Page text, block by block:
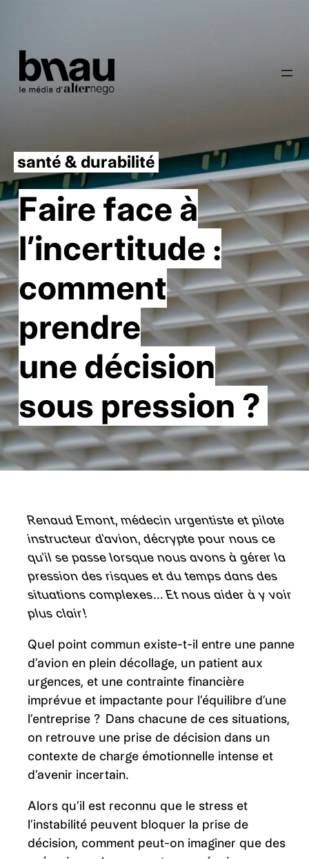
santé & durabilité
Faire face à
l’incertitude :
comment
prendre
une décision
sous pression ?
Renaud Emont, médecin urgentiste et pilote
instructeur d’avion, décrypte pour nous ce
qu’il se passe lorsque nous avons à gérer la
pression des risques et du temps dans des
situations complexes… Et nous aider à y voir
plus clair !
Quel point commun existe-t-il entre une panne
d’avion en plein décollage, un patient aux
urgences, et une contrainte financière
imprévue et impactante pour l’équilibre d’une
l’entreprise ? Dans chacune de ces situations,
on retrouve une prise de décision dans un
contexte de charge émotionnelle intense et
d’avenir incertain.
Alors qu’il est reconnu que le stress et
l’instabilité peuvent bloquer la prise de
décision, comment peut-on imaginer que des